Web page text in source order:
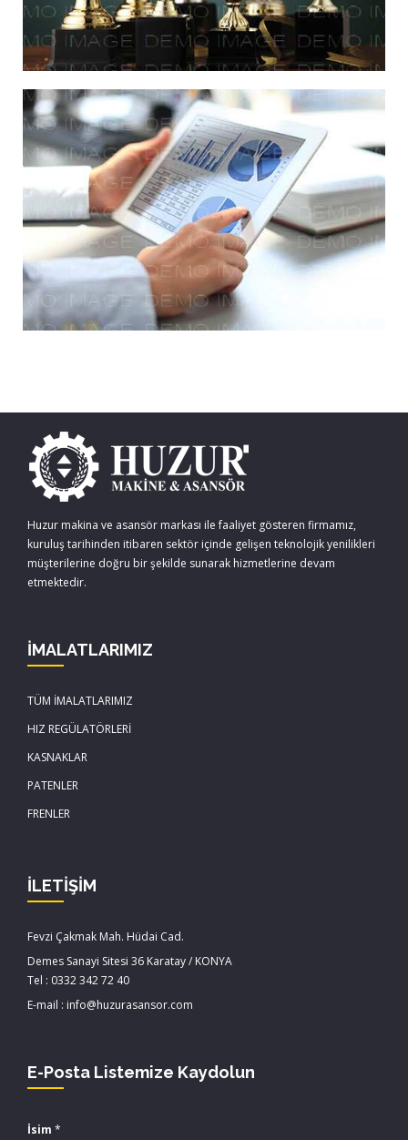
Huzur makina ve asansör markası ile faaliyet gösteren firmamız,
kuruluş tarihinden itibaren sektör içinde gelişen teknolojik yenilikleri
müşterilerine doğru bir şekilde sunarak hizmetlerine devam
etmektedir.
İMALATLARIMIZ
TÜM İMALATLARIMIZ
HIZ REGÜLATÖRLERİ
KASNAKLAR
PATENLER
FRENLER
İLETİŞİM
Fevzi Çakmak Mah. Hüdai Cad.
Demes Sanayi Sitesi 36 Karatay / KONYA
Tel : 0332 342 72 40
E-mail : info@huzurasansor.com
E-Posta Listemize Kaydolun
İsim *